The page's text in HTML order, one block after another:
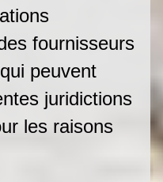
fournisseurs
peuvent
juridictions
les raisons